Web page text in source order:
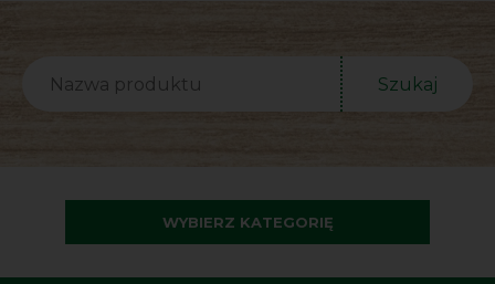
WYBIERZ KATEGORIĘ
Szukaj